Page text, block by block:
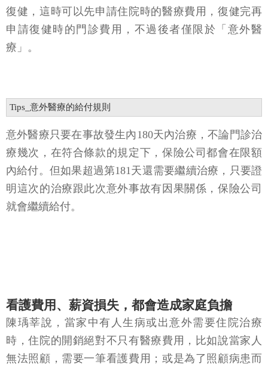
復健，這時可以先申請住院時的醫療費用，復健完再
申請復健時的門診費用，不過後者僅限於「意外醫
療」。
Tips_意外醫療的給付規則
意外醫療只要在事故發生內180天內治療，不論門診治
療幾次，在符合條款的規定下，保險公司都會在限額
內給付。但如果超過第181天還需要繼續治療，只要證
明這次的治療跟此次意外事故有因果關係，保險公司
就會繼續給付。
看護費用、薪資損失，都會造成家庭負擔
陳瑀莘說，當家中有人生病或出意外需要住院治療
時，住院的開銷絕對不只有醫療費用，比如說當家人
無法照顧，需要一筆看護費用；或是為了照顧病患而